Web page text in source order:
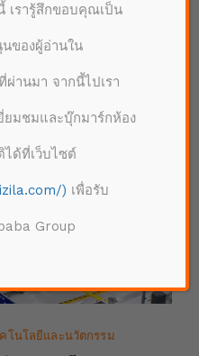
คโนโลยีและนวัตกรรม
เรารู้สึกขอบคุณเป็น
ของผู้อ่านใน
านมา จากนี้ไปเรา
ยมชมและบุ๊กมาร์กห้อง
ด้ที่เว็บไซต์
) เพื่อรับ
Group